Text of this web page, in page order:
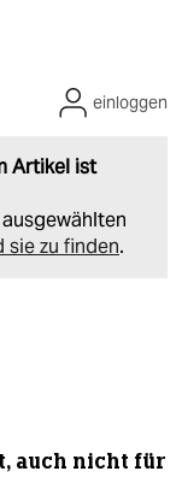
Artikel ist
sie zu finden.
einloggen
auch nicht für